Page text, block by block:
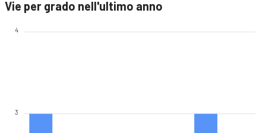
Vie per grado nell'ultimo anno
4
3